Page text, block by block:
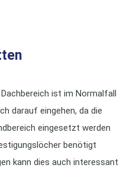
ist im Normalfall
darauf eingehen, da die
eingesetzt werden
benötigt
kann dies auch interessant